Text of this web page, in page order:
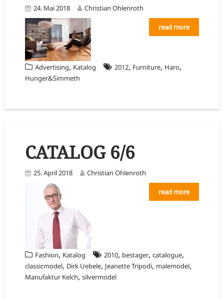
24. Mai 2018 Christian Ohlenroth
read more
Advertising, Katalog 2012, Furniture, Haro,
Hunger&Simmeth
CATALOG 6/6
25. April 2018 Christian Ohlenroth
read more
Fashion, Katalog 2010, bestager, catalogue,
classicmodel, Dirk Uebele, Jeanette Tripodi, malemodel,
Manufaktur Kelch, silvermodel